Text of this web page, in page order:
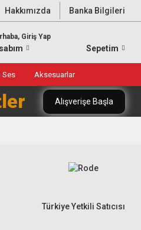
Hakkımızda Banka Bilgileri
Giriş Yap
Sepetim
Ses Aksesuarlar
Alışverişe Başla
Türkiye Yetkili Satıcısı